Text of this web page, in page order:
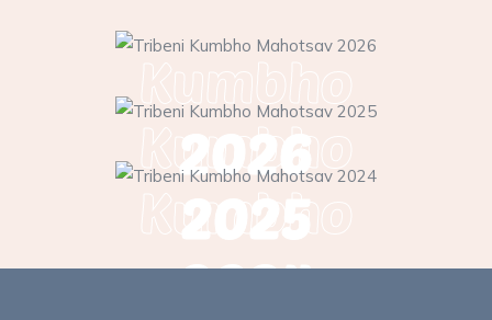
2026
2024